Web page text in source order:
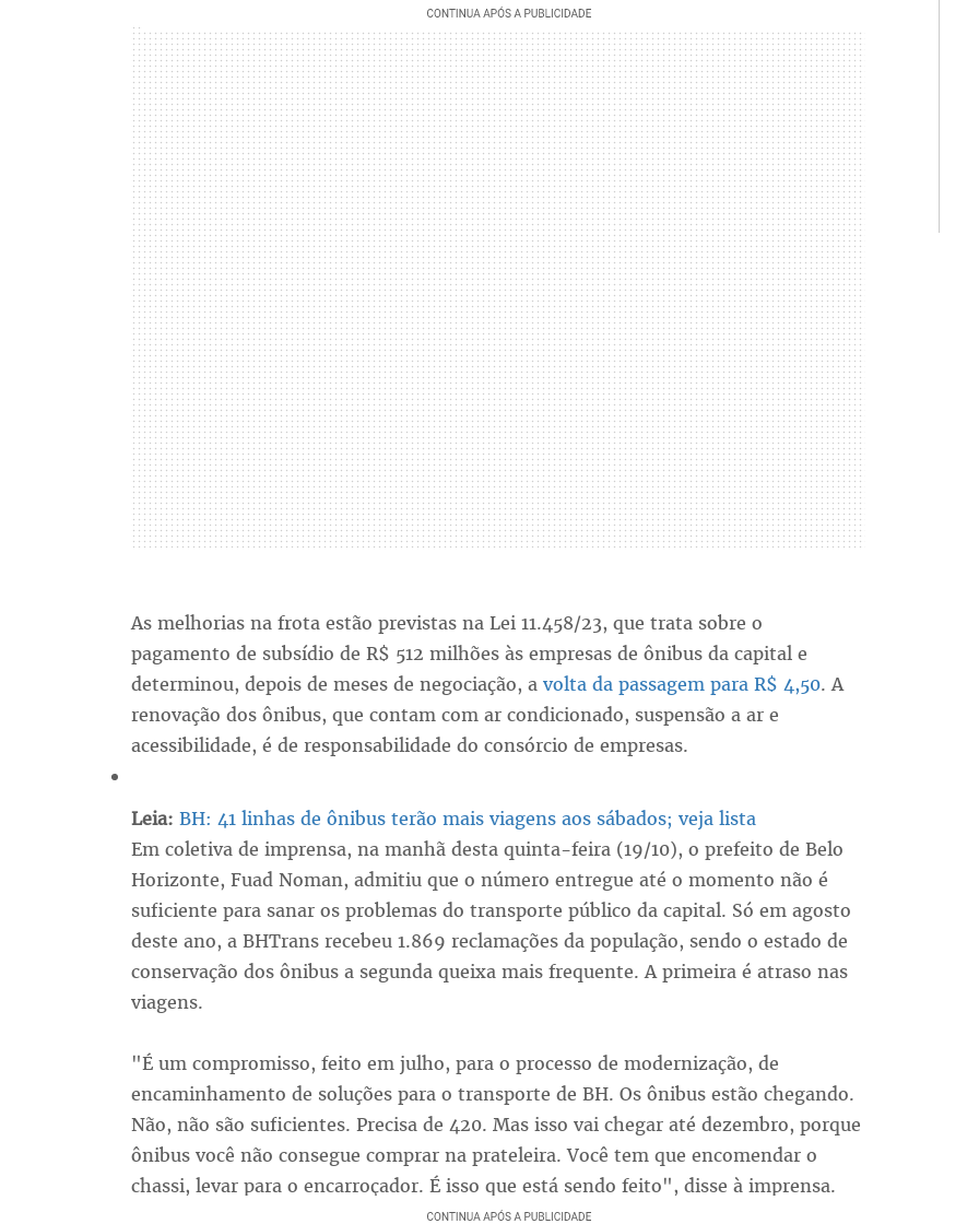
As melhorias na frota estão previstas na Lei 11.458/23, que trata sobre o
pagamento de subsídio de R$ 512 milhões às empresas de ônibus da capital e
determinou, depois de meses de negociação, a volta da passagem para R$ 4,50. A
renovação dos ônibus, que contam com ar condicionado, suspensão a ar e
acessibilidade, é de responsabilidade do consórcio de empresas.
Leia: BH: 41 linhas de ônibus terão mais viagens aos sábados; veja lista
Em coletiva de imprensa, na manhã desta quinta-feira (19/10), o prefeito de Belo
Horizonte, Fuad Noman, admitiu que o número entregue até o momento não é
suficiente para sanar os problemas do transporte público da capital. Só em agosto
deste ano, a BHTrans recebeu 1.869 reclamações da população, sendo o estado de
conservação dos ônibus a segunda queixa mais frequente. A primeira é atraso nas
viagens.
"É um compromisso, feito em julho, para o processo de modernização, de
encaminhamento de soluções para o transporte de BH. Os ônibus estão chegando.
Não, não são suficientes. Precisa de 420. Mas isso vai chegar até dezembro, porque
ônibus você não consegue comprar na prateleira. Você tem que encomendar o
chassi, levar para o encarroçador. É isso que está sendo feito", disse à imprensa.